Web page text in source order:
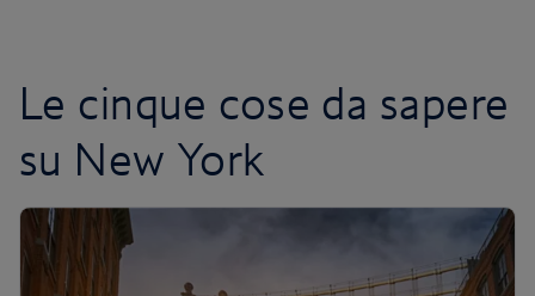
Le cinque cose da sapere
su New York